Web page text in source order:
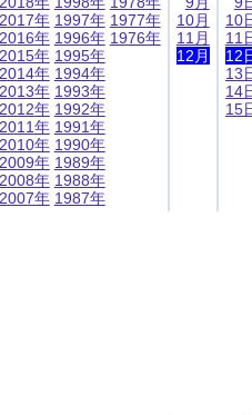
2017年
2016年
2015年
2014年
2013年
2012年
2011年
2010年
2009年
2008年
2007年
1997年
1996年
1995年
1994年
1993年
1992年
1991年
1990年
1989年
1988年
1987年
1977年
1976年
10月
11月
12月
10
11
12
13
14
15